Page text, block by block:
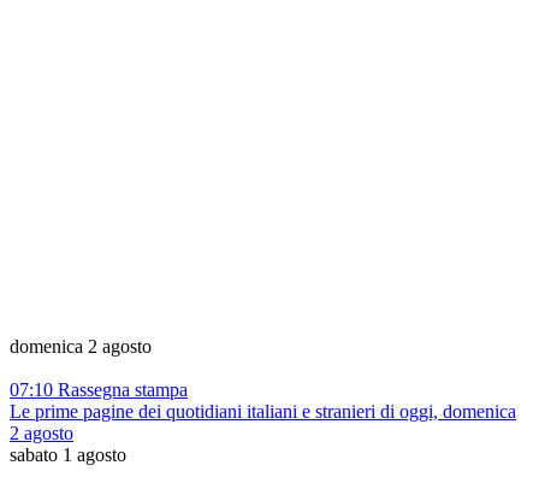
domenica 2 agosto
07:10 Rassegna stampa
Le prime pagine dei quotidiani italiani e stranieri di oggi, domenica
2 agosto
sabato 1 agosto